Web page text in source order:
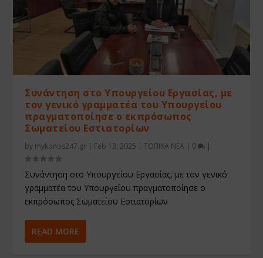
Συνάντηση στο Υπουργείου Εργασίας, με
τον γενικό γραμματέα του Υπουργείου
πραγματοποίησε ο εκπρόσωπος
Σωματείου Εστιατορίων
by mykonos247.gr | Feb 13, 2025 |ΤΟΠΙΚΑ ΝΕΑ | 0 |
Συνάντηση στο Υπουργείου Εργασίας, με τον γενικό
γραμματέα του Υπουργείου πραγματοποίησε ο
εκπρόσωπος Σωματείου Εστιατορίων
READ MORE